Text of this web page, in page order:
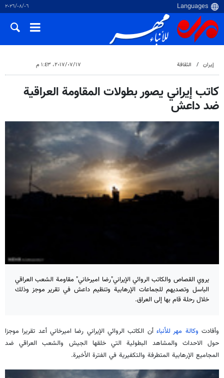
٠٦‏/٠٨‏/٢٠٢٦
إيران الثقافة ١٧‏/٠٧‏/٢٠١٧، ١:٤٣ م
كاتب إيراني يصور بطولات المقاومة العراقية
ضد داعش
يروي القصاص والكاتب الروائي الإيراني"رضا اميرخاني" مقاومة الشعب العراقي
الباسل وتصديهم للجماعات الإرهابية وتنظيم داعش في تقرير موجز وذلك
خلال رحلة قام بها إلى العراق.
وأفادت وكالة مهر للأنباء أن الكاتب الروائي الإيراني رضا اميرخاني أعد تقريرا موجزا
حول الاحداث والمشاهد البطولية التي خلقها الجيش والشعب العراقي ضد
المجاميع الإرهابية المتطرفة والتكفيرية في الفترة الأخيرة.